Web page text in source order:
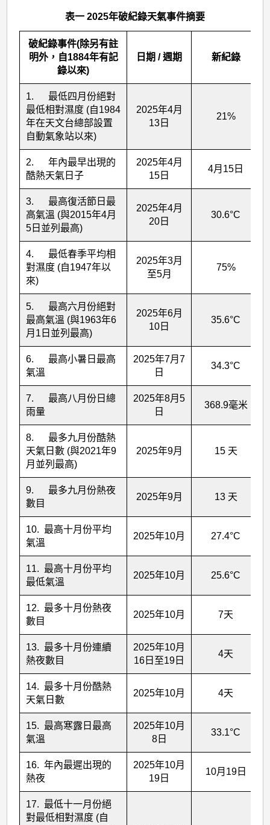
表一 2025年破紀錄天氣事件摘要
破紀錄事件(除另有註
明外，自1884年有記
錄以來)
日期 / 週期 新紀錄
1. 最低四月份絕對
最低相對濕度 (自1984
年在天文台總部設置
自動氣象站以來)
2025年4月
13日
21%
2. 年內最早出現的
酷熱天氣日子
2025年4月
15日
4月15日
3. 最高復活節日最
高氣溫 (與2015年4月
5日並列最高)
2025年4月
20日
30.6°C
4. 最低春季平均相
對濕度 (自1947年以
來)
2025年3月
至5月
75%
5. 最高六月份絕對
最高氣溫 (與1963年6
月1日並列最高)
2025年6月
10日
35.6°C
6. 最高小暑日最高
氣溫
2025年7月7
日
34.3°C
7. 最高八月份日總
雨量
2025年8月5
日
368.9毫米
8. 最多九月份酷熱
天氣日數 (與2021年9
月並列最高)
2025年9月 15 天
9. 最多九月份熱夜
數目
2025年9月 13 天
10. 最高十月份平均
氣溫
2025年10月 27.4°C
11. 最高十月份平均
最低氣溫
2025年10月 25.6°C
12. 最多十月份熱夜
數目
2025年10月 7天
13. 最多十月份連續
熱夜數目
2025年10月
16日至19日
4天
14. 最多十月份酷熱
天氣日數
2025年10月 4天
15. 最高寒露日最高
氣溫
2025年10月
8日
33.1°C
16. 年內最遲出現的
熱夜
2025年10月
19日
10月19日
17. 最低十一月份絕
對最低相對濕度 (自